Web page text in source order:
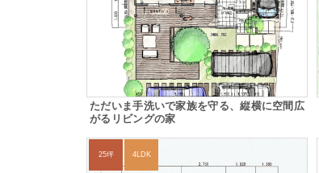
ただいま手洗いで家族を守る、縦横に空間広
がるリビングの家
25坪 4LDK